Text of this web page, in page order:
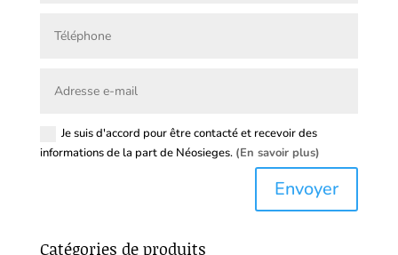
Je suis d'accord pour être contacté et recevoir des
informations de la part de Néosieges. (En savoir plus)
Envoyer
Catégories de produits